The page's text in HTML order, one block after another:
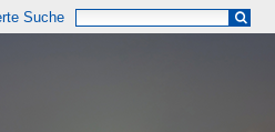
Suche